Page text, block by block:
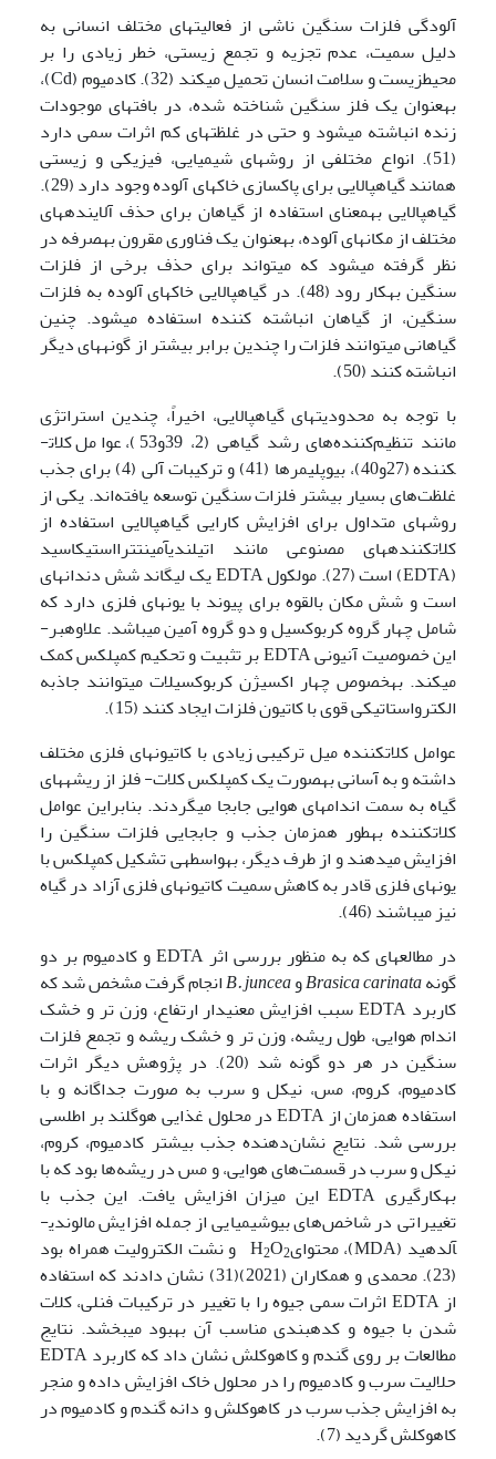
آلودگی فلزات سنگین ناشی از فعالیت­های مختلف انسانی به
دلیل سمیت، عدم تجزیه و تجمع زیستی، خطر زیادی را بر
محیط­زیست و سلامت انسان تحمیل می­کند (32). کادمیوم (Cd)،
به­عنوان یک فلز سنگین شناخته شده، در بافت­های موجودات
زنده انباشته می­شود و حتی در غلظت­های کم اثرات سمی دارد
(51). انواع مختلفی از روش­های شیمیایی، فیزیکی و زیستی
همانند گیاه­پالایی برای پاکسازی خاک­های آلوده وجود دارد (29).
گیاه­پالایی به­معنای استفاده از گیاهان برای حذف آلاینده­های
مختلف از مکان­های آلوده، به­عنوان یک فناوری مقرون به­صرفه در
نظر گرفته می­شود که می­تواند برای حذف برخی از فلزات
سنگین به­کار رود (48). در گیاه­پالایی خاک­های آلوده به فلزات
سنگین، از گیاهان انباشته کننده استفاده می­شود. چنین
گیاهانی می­توانند فلزات را چندین برابر بیشتر از گونه­های دیگر
انباشته کنند (50).
با توجه به محدودیت­های گیاه­پالایی، اخیراً، چندین استراتژی
مانند تنظیم‌کننده‌های رشد گیاهی (2، 39و53)، عوامل کلات­
کننده (27و40)، بیوپلیمرها (41) و ترکیبات آلی (4) برای جذب
غلظت‌های بسیار بیشتر فلزات سنگین توسعه یافته‌اند. یکی از
روش­های متداول برای افزایش کارایی گیاه­پالایی استفاده از
کلات­کننده­های مصنوعی مانند اتیلن­دی­آمین­تترا­استیک­اسید
(EDTA) است (27). مولکول EDTA یک لیگاند شش دندانه­ای
است و شش مکان بالقوه برای پیوند با یون­های فلزی دارد که
شامل چهار گروه کربوکسیل و دو گروه آمین می­باشد. علاوه­بر­
این خصوصیت آنیونی EDTA بر تثبیت و تحکیم کمپلکس کمک
می­کند. به­خصوص چهار اکسیژن کربوکسیلات می­توانند جاذبه
الکترواستاتیکی قوی با کاتیون فلزات ایجاد کنند (15).
عوامل کلات­کننده میل ترکیبی زیادی با کاتیون­های فلزی مختلف
داشته و به آسانی به­صورت یک کمپلکس کلات- فلز از ریشه­های
گیاه به سمت اندام­های هوایی جابجا می­گردند. بنابراین عوامل
کلات­کننده به­طور همزمان جذب و جابجایی فلزات سنگین را
افزایش می­دهند و از طرف دیگر، به­واسطه­ی تشکیل کمپلکس با
یون­های فلزی قادر به کاهش سمیت کاتیون­های فلزی آزاد در گیاه
نیز می­باشند (46).
در مطالعه­ای که به منظور بررسی اثر EDTA و کادمیوم بر دو
گونهBrasica carinataوB. junceaانجام گرفت مشخص شد که
کاربرد EDTA سبب افزایش معنی­دار ارتفاع، وزن تر و خشک
اندام هوایی، طول ریشه، وزن تر و خشک ریشه و تجمع فلزات
سنگین در هر دو گونه شد (20). در پژوهش دیگر اثرات
کادمیوم، کروم، مس، نیکل و سرب به صورت جداگانه و با
استفاده همزمان از EDTA در محلول غذایی هوگلند بر اطلسی
بررسی شد. نتایج نشان‌دهنده جذب بیشتر کادمیوم، کروم،
نیکل و سرب در قسمت‌های هوایی، و مس در ریشه‌ها بود که با
به­کارگیری EDTA این میزان افزایش یافت. این جذب با
تغییراتی در شاخص‌های بیوشیمیایی از جمله افزایش مالون­دی­
آلدهید (MDA)، محتوایH
2O2
و نشت الکترولیت همراه بود
(23). محمدی و همکاران (2021)(31) نشان دادند که استفاده
از EDTA اثرات سمی جیوه را با تغییر در ترکیبات فنلی، کلات
شدن با جیوه و کده­بندی مناسب آن بهبود می­بخشد. نتایج
مطالعات بر روی گندم و کاه­و­کلش نشان داد که کاربرد EDTA
حلالیت سرب و کادمیوم را در محلول خاک افزایش داده و منجر
به افزایش جذب سرب در کاه­و­کلش و دانه گندم و کادمیوم در
کاه­و­کلش گردید (7).